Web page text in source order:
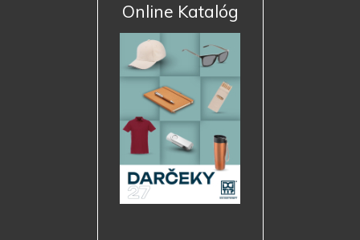
Online Katalóg